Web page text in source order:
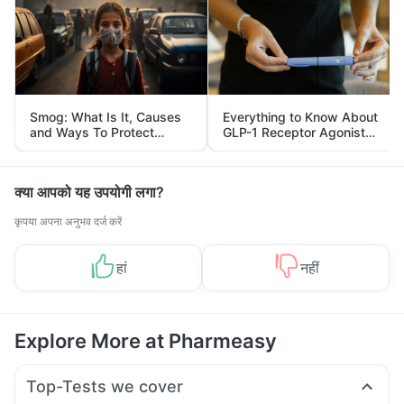
Smog: What Is It, Causes
and Ways To Protect
Yourself From It
Everything to Know About
GLP-1 Receptor Agonist
and Its Role in Weight
Management
क्या आपको यह उपयोगी लगा?
कृपया अपना अनुभव दर्ज करें
हां नहीं
Explore More at Pharmeasy
Top-Tests we cover